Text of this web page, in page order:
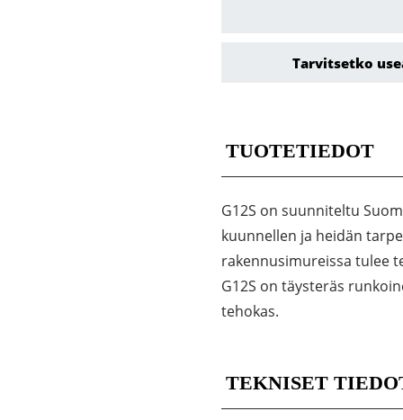
Tarvitsetko
TUOTETIEDOT
G12S on suunniteltu
kuunnellen ja heidän
rakennusimureissa tulee
G12S on täysteräs
tehokas.
TEKNISET